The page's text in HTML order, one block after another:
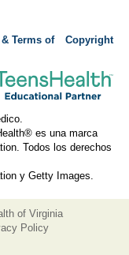
Terms of
Copyright
es una marca
Todos los derechos
y Getty Images.
of Virginia
Policy